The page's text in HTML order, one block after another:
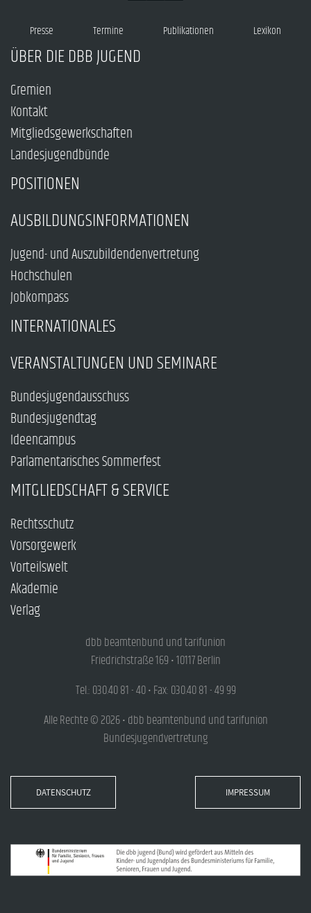
Presse Termine Publikationen Lexikon
ÜBER DIE DBB JUGEND
Gremien
Kontakt
Mitgliedsgewerkschaften
Landesjugendbünde
POSITIONEN
AUSBILDUNGSINFORMATIONEN
Jugend- und Auszubildendenvertretung
Hochschulen
Jobkompass
INTERNATIONALES
VERANSTALTUNGEN UND SEMINARE
Bundesjugendausschuss
Bundesjugendtag
Ideencampus
Parlamentarisches Sommerfest
MITGLIEDSCHAFT & SERVICE
Rechtsschutz
Vorsorgewerk
Vorteilswelt
Akademie
Verlag
dbb beamtenbund und tarifunion
Friedrichstraße 169 • 10117 Berlin
Tel.: 030.40 81 - 40 • Fax: 030.40 81 - 49 99
Alle Rechte © 2026 • dbb beamtenbund und tarifunion
Bundesjugendvertretung
DATENSCHUTZ IMPRESSUM